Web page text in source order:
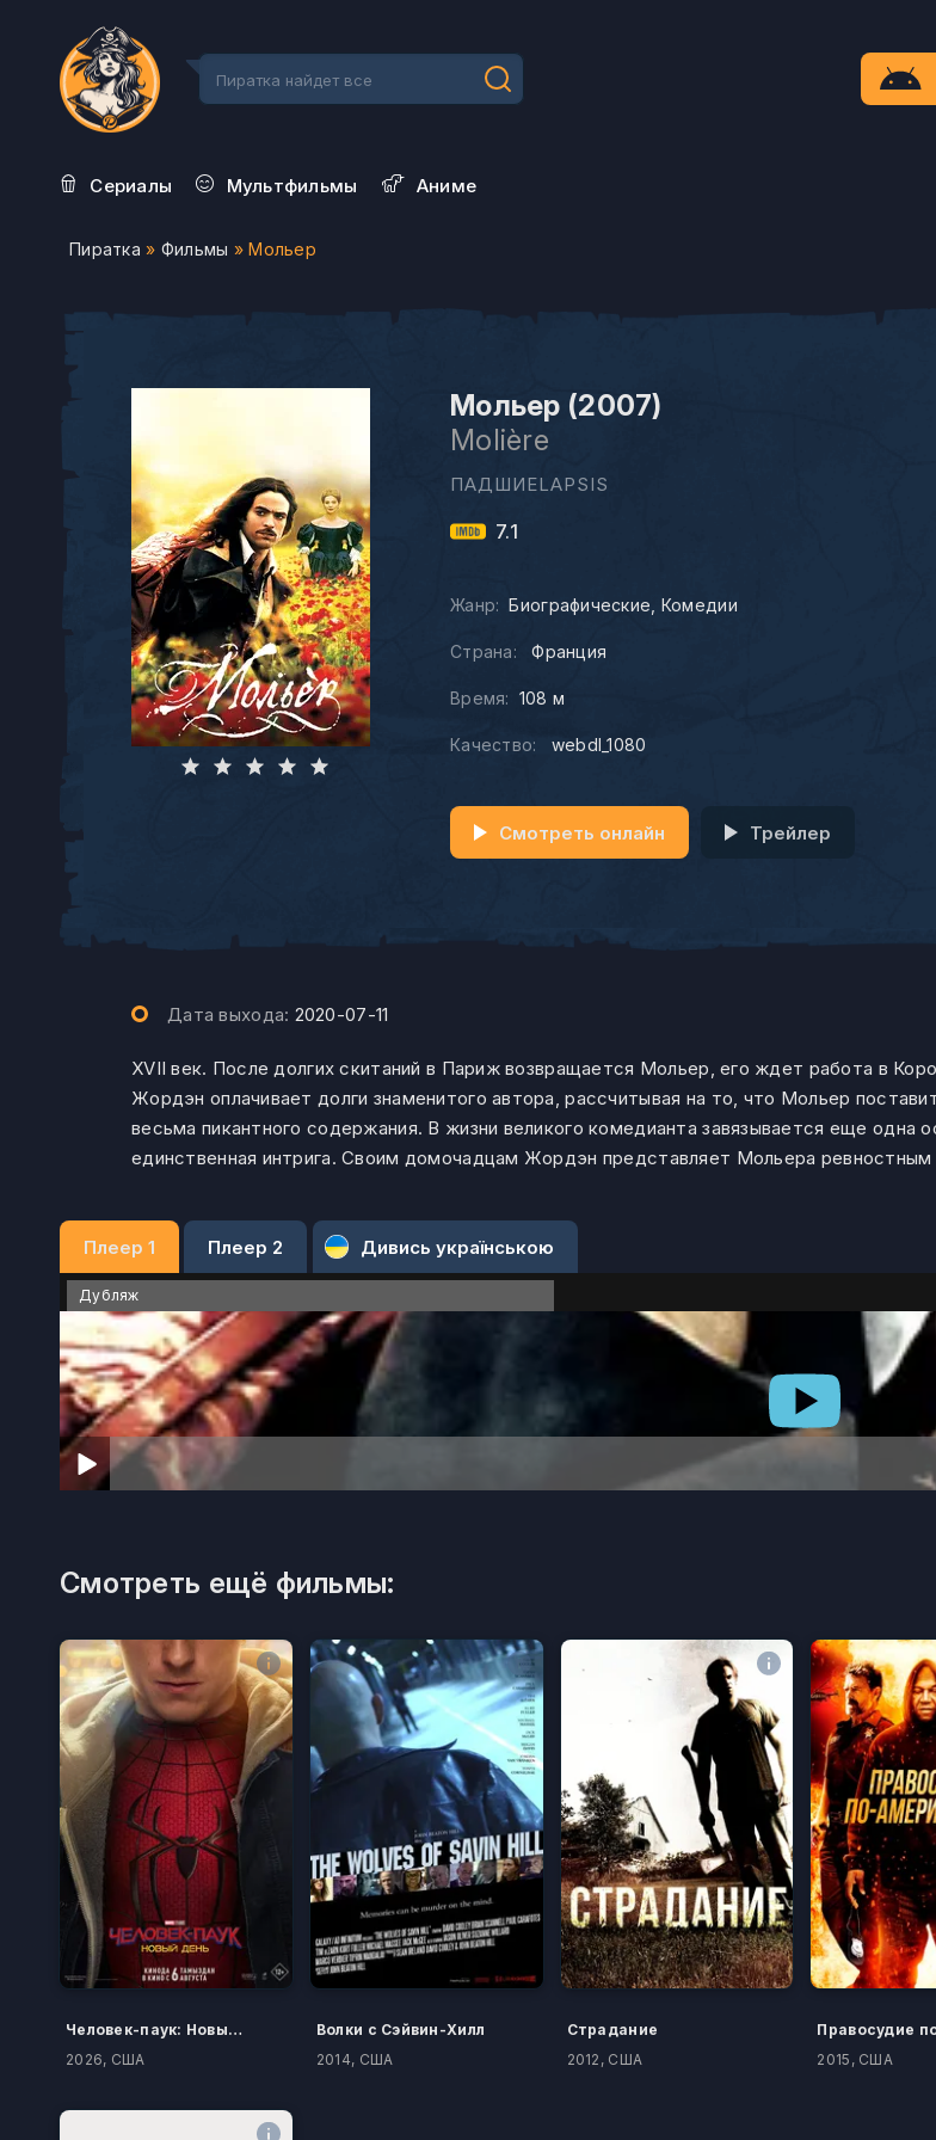
Сериалы Мультфильмы Aниме
Пиратка » Фильмы » Мольер
Мольер (2007)
Molière
ПАДШИЕLAPSIS
7.1
Жанр: Биографические Комедии
Страна: Франция
Время: 108 м
Качество: webdl_1080
Смотреть онлайн Трейлер
Дата выхода: 2020-07-11
XVII век. После долгих скитаний в Париж возвращается Мольер, его ждет работа в
Жордэн оплачивает долги знаменитого автора, рассчитывая на то, что Мольер
весьма пикантного содержания. В жизни великого комедианта завязывается еще одна
единственная интрига. Своим домочадцам Жордэн представляет Мольера
Плеер 1 Плеер 2 Дивись українською
Дубляж
Смотреть ещё фильмы:
Человек-паук: Новый день
2026, США
Волки с Сэйвин-Хилл
2014, США
Страдание
2012, США
2015, США